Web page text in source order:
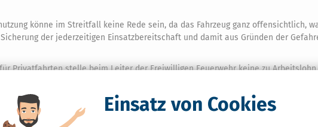
Einsatz von Cookies
könne im Streitfall keine Rede sein, da das Fahrzeug ganz offensichtlich,
der jederzeitigen Einsatzbereitschaft und damit aus Gründen der
Privatfahrten stelle beim Leiter der Freiwilligen Feuerwehr keine zu
gründende, (feuerwehr-)funktionale Verwendung des Fahrzeugs dar